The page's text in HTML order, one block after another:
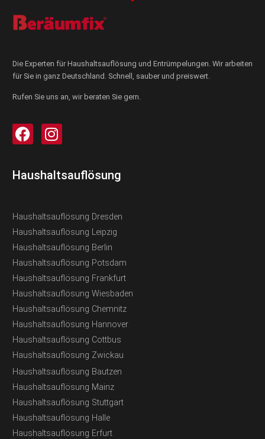
Die Experten für Haushaltsauflösung und Entrümpelungen. Wir arbeiten
für Sie in ganz Deutschland. Schnell, sauber und preiswert.
Rufen Sie uns an, wir beraten Sie gern.
Haushaltsauflösung
Haushaltsauflösung Dresden
Haushaltsauflösung Leipzig
Haushaltsauflösung Berlin
Haushaltsauflösung Potsdam
Haushaltsauflösung Frankfurt
Haushaltsauflösung Wiesbaden
Haushaltsauflösung Chemnitz
Haushaltsauflösung Hannover
Haushaltsauflösung Cottbus
Haushaltsauflösung Zwickau
Haushaltsauflösung Bautzen
Haushaltsauflösung Mainz
Haushaltsauflösung Stuttgart
Haushaltsauflösung Halle
Haushaltsauflösung Erfurt